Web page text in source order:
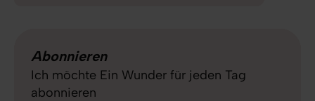
Abonnieren
Ich möchte Ein Wunder für jeden Tag
abonnieren